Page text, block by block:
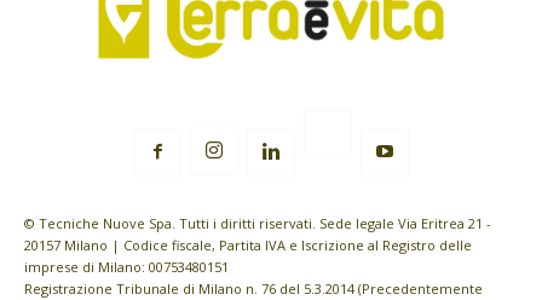
© Tecniche Nuove Spa. Tutti i diritti riservati. Sede legale Via Eritrea 21 -
20157 Milano | Codice fiscale, Partita IVA e Iscrizione al Registro delle
imprese di Milano: 00753480151
Registrazione Tribunale di Milano n. 76 del 5.3.2014 (Precedentemente